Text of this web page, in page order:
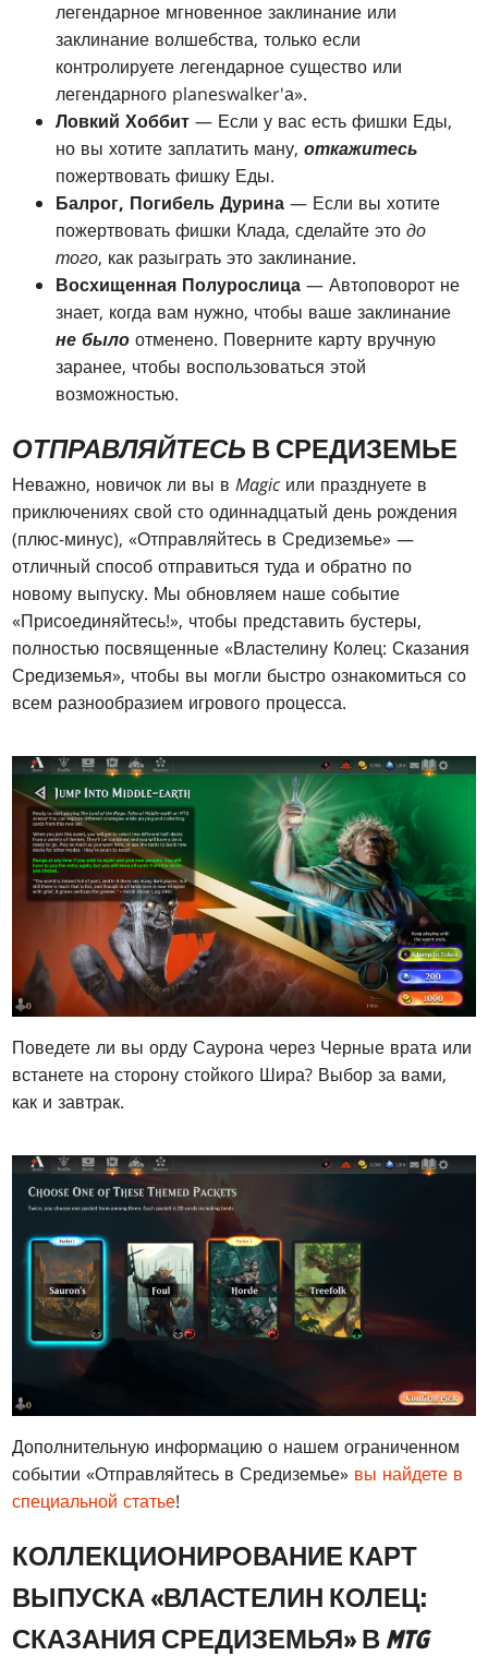
легендарное мгновенное заклинание или
заклинание волшебства, только если
контролируете легендарное существо или
легендарного planeswalker'а».
Ловкий Хоббит — Если у вас есть фишки Еды,
но вы хотите заплатить ману,откажитесь
пожертвовать фишку Еды.
Балрог, Погибель Дурина — Если вы хотите
пожертвовать фишки Клада, сделайте этодо
того, как разыграть это заклинание.
Восхищенная Полурослица — Автоповорот не
знает, когда вам нужно, чтобы ваше заклинание
не было отменено. Поверните карту вручную
заранее, чтобы воспользоваться этой
возможностью.
ОТПРАВЛЯЙТЕСЬ В СРЕДИЗЕМЬЕ
Неважно, новичок ли вы вMagic или празднуете в
приключениях свой сто одиннадцатый день рождения
(плюс-минус), «Отправляйтесь в Средиземье» —
отличный способ отправиться туда и обратно по
новому выпуску. Мы обновляем наше событие
«Присоединяйтесь!», чтобы представить бустеры,
полностью посвященные «Властелину Колец: Сказания
Средиземья», чтобы вы могли быстро ознакомиться со
всем разнообразием игрового процесса.
Поведете ли вы орду Саурона через Черные врата или
встанете на сторону стойкого Шира? Выбор за вами,
как и завтрак.
Дополнительную информацию о нашем ограниченном
событии «Отправляйтесь в Средиземье» вы найдете в
специальной статье!
КОЛЛЕКЦИОНИРОВАНИЕ КАРТ
ВЫПУСКА «ВЛАСТЕЛИН КОЛЕЦ:
СКАЗАНИЯ СРЕДИЗЕМЬЯ» В MTG